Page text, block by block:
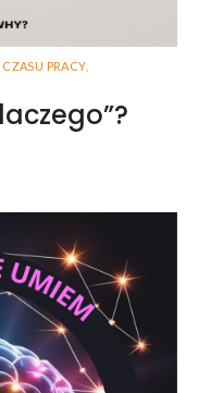
PRACY,